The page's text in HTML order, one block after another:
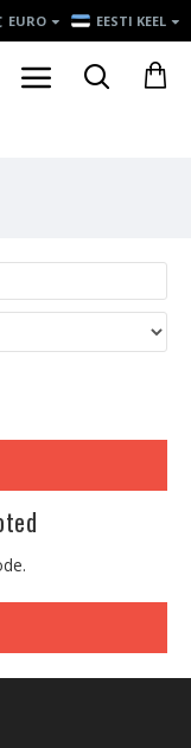
EURO EESTI KEEL